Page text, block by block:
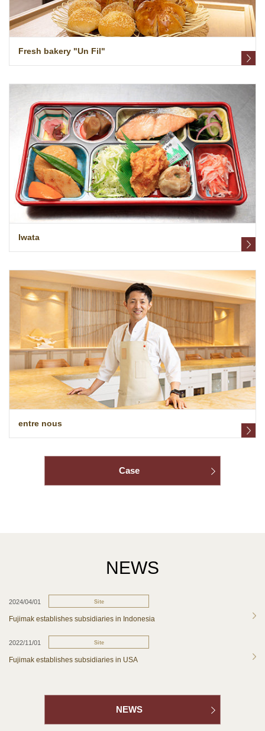
Fresh bakery "Un Fil"
Iwata
entre nous
Case
NEWS
2024/04/01 Site
Fujimak establishes subsidiaries in Indonesia
2022/11/01 Site
Fujimak establishes subsidiaries in USA
NEWS